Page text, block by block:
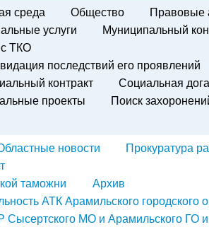
среда Общество
Правовые
услуги
Муниципальный
ТКО
последствий его проявлений
контракт
Социальная
проекты Поиск
новости
Прокуратура
таможни
Архив
АТК Арамильского городского
МО и Арамильского ГО